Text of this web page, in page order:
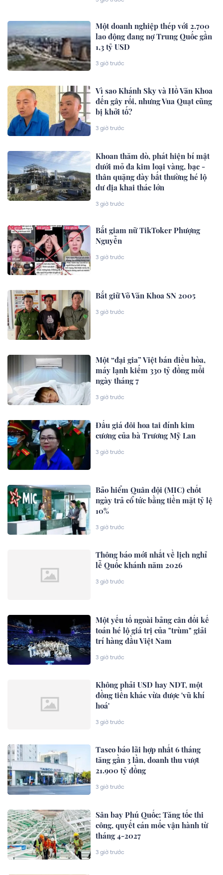
Một doanh nghiệp thép với 2.700
lao động đang nợ Trung Quốc gần
1,3 tỷ USD
3 giờ trước
Vì sao Khánh Sky và Hồ Văn Khoa
đến gây rối, nhưng Vua Quạt cũng
bị khởi tố?
3 giờ trước
Khoan thăm dò, phát hiện bí mật
dưới mỏ đa kim loại vàng, bạc -
thân quặng dày bất thường hé lộ
dư địa khai thác lớn
3 giờ trước
Bắt giam nữ TikToker Phượng
Nguyễn
3 giờ trước
Bắt giữ Võ Văn Khoa SN 2005
3 giờ trước
Một “đại gia” Việt bán điều hòa,
máy lạnh kiếm 330 tỷ đồng mỗi
ngày tháng 7
3 giờ trước
Đấu giá đôi hoa tai đính kim
cương của bà Trương Mỹ Lan
3 giờ trước
Bảo hiểm Quân đội (MIC) chốt
ngày trả cổ tức bằng tiền mặt tỷ lệ
10%
3 giờ trước
Thông báo mới nhất về lịch nghỉ
lễ Quốc khánh năm 2026
3 giờ trước
Một yếu tố ngoài bảng cân đối kế
toán hé lộ giá trị của "trùm" giải
trí hàng đầu Việt Nam
3 giờ trước
Không phải USD hay NDT, một
đồng tiền khác vừa được 'vũ khí
hoá'
3 giờ trước
Tasco báo lãi hợp nhất 6 tháng
tăng gần 3 lần, doanh thu vượt
21.900 tỷ đồng
3 giờ trước
Sân bay Phú Quốc: Tăng tốc thi
công, quyết cán mốc vận hành từ
tháng 4-2027
3 giờ trước